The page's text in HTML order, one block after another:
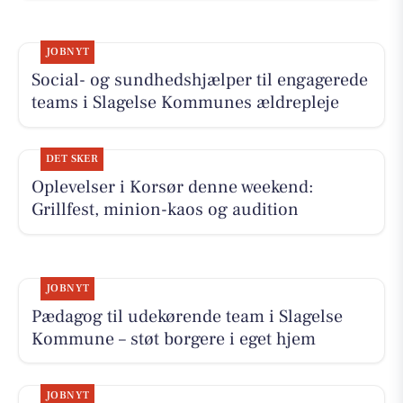
JOBNYT
Social- og sundhedshjælper til engagerede
teams i Slagelse Kommunes ældrepleje
DET SKER
Oplevelser i Korsør denne weekend:
Grillfest, minion-kaos og audition
JOBNYT
Pædagog til udekørende team i Slagelse
Kommune – støt borgere i eget hjem
JOBNYT